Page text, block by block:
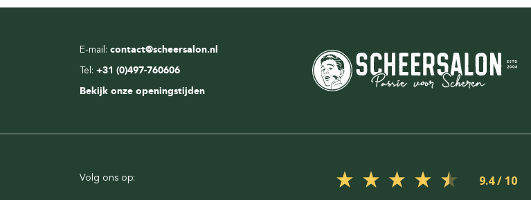
E-mail: contact@scheersalon.nl
Tel: +31 (0)497-760606
Bekijk onze openingstijden
Volg ons op: 9.4